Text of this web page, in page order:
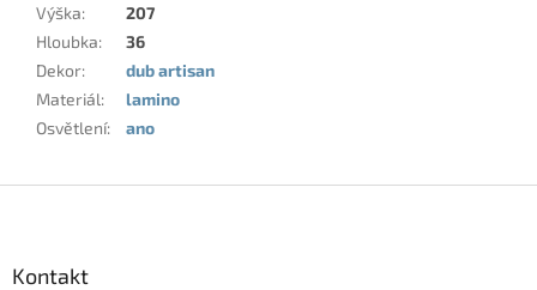
Výška:
207
Hloubka:
36
Dekor:
dub artisan
Materiál:
lamino
Osvětlení: ano
Kontakt